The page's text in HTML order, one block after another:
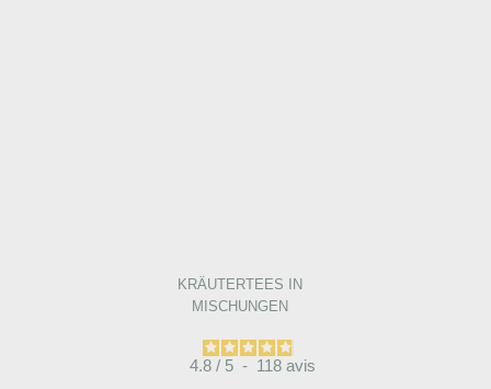
KRÄUTERTEES IN
MISCHUNGEN
4.8 / 5 - 118avis